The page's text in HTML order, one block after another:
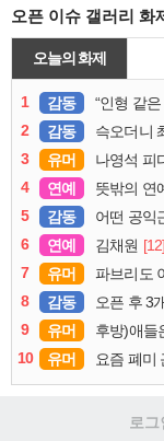
오픈 이슈 갤러리 화
오늘의 화제
1 감동 “인형 같은 아
2
감동 슥오더니 촤
3
유머 나영석 피
4
연예 뜻밖의 연
5
감동 어떤 공익
6
연예 김채원 [12]
7
유머 파브리도
8
감동 오픈 후 3
9
유머 후방)애들
10
유머 요즘 폐미
로그